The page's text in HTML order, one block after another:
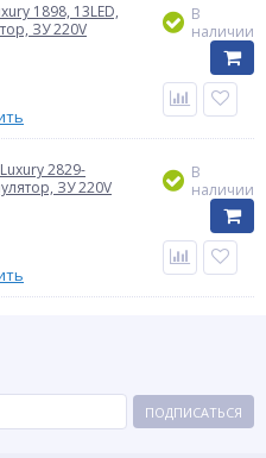
1898, 13LED,
ЗУ 220V
В
наличии
2829-
ЗУ 220V
В
наличии
ПОДПИСАТЬСЯ